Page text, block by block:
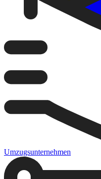
Umzugsunternehmen